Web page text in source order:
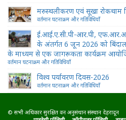
मरुस्थलीकरण एवं सूखा रोकथाम
वर्तमान घटनाक्रम और गतिविधियाँ
ई.आई.ए.सी.पी-आर.पी, एफ.आर.आई
के अंतर्गत 6 जून 2026 को
के माध्यम से एक जागरूकता कार्यक्रम
वर्तमान घटनाक्रम और गतिविधियाँ
विश्व पर्यावरण दिवस-2026
वर्तमान घटनाक्रम और गतिविधियाँ
© सभी अधिकार सुरक्षित वन अनुसंधान संस्थान देहरादून